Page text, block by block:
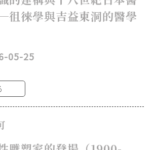
徠學與吉益東洞的醫學
05-25